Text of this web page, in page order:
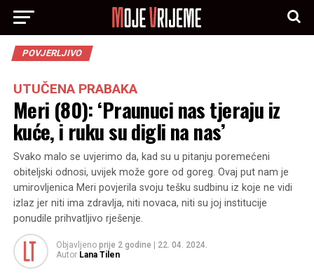
POVJERLJIVO
UTUČENA PRABAKA
Meri (80): ‘Praunuci nas tjeraju iz
kuće, i ruku su digli na nas’
Svako malo se uvjerimo da, kad su u pitanju poremećeni
obiteljski odnosi, uvijek može gore od goreg. Ovaj put nam je
umirovljenica Meri povjerila svoju tešku sudbinu iz koje ne vidi
izlaz jer niti ima zdravlja, niti novaca, niti su joj institucije
ponudile prihvatljivo rješenje.
Objavljeno prije 2 godine
22. 04. 2024.
Autor Lana Tilen